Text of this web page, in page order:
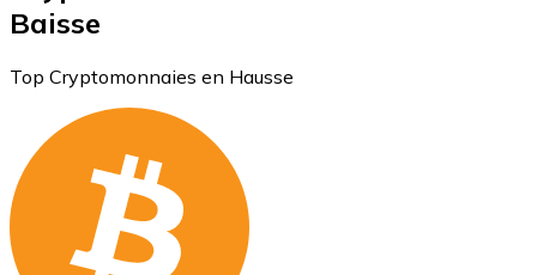
Baisse
Top Cryptomonnaies en Hausse